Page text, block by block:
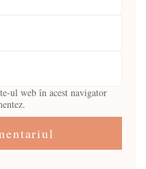
ul web în acest navigator